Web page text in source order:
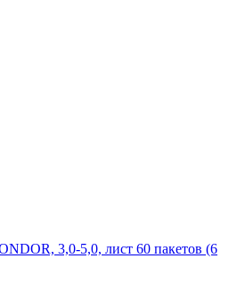
3,0-5,0, лист 60 пакетов (6